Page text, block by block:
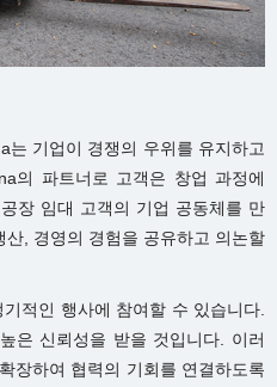
는 기업이 경쟁의 우위를 유지하고
의 파트너로 고객은 창업 과정에
장 임대 고객의 기업 공동체를 만
, 경영의 경험을 공유하고 의논할
적인 행사에 참여할 수 있습니다.
은 신뢰성을 받을 것입니다. 이러
장하여 협력의 기회를 연결하도록